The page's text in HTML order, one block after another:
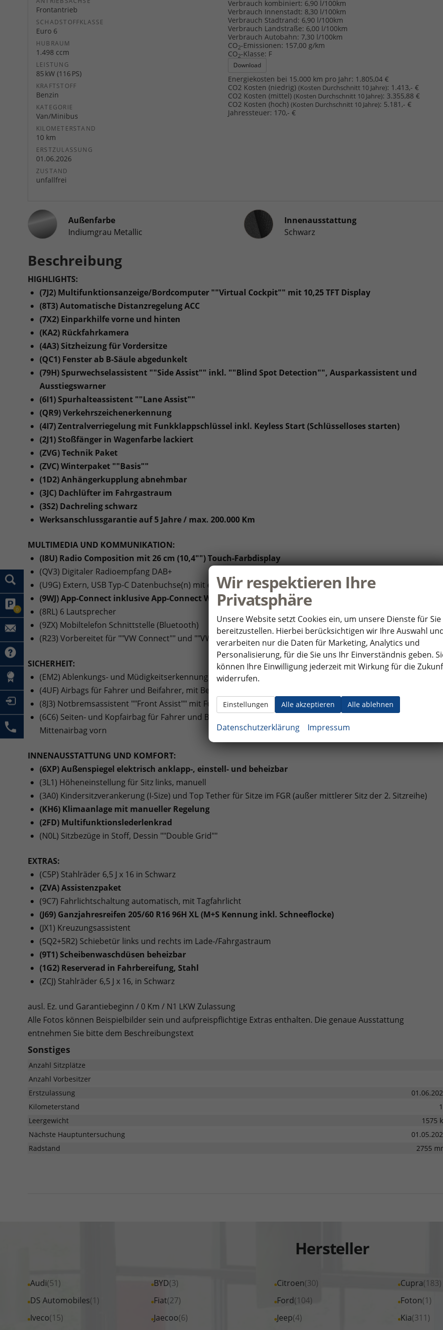
0
Frontantrieb
SCHADSTOFFKLASSE
Euro 6
HUBRAUM
1.498 ccm
LEISTUNG
85 kW (116 PS)
KRAFTSTOFF
Benzin
KATEGORIE
Van/Minibus
KILOMETERSTAND
10 km
ERSTZULASSUNG
01.06.2026
ZUSTAND
unfallfrei
Verbrauch kombiniert: 6,90 l/100km
Verbrauch Innenstadt: 8,30 l/100km
Verbrauch Stadtrand: 6,90 l/100km
Verbrauch Landstraße: 6,00 l/100km
Verbrauch Autobahn: 7,30 l/100km
CO2-Emissionen: 157,00 g/km
CO2-Klasse: F
Download
Energiekosten bei 15.000 km pro Jahr: 1.805,04 €
CO2 Kosten (niedrig) (Kosten Durchschnitt 10 Jahre): 1.413,- €
CO2 Kosten (mittel) (Kosten Durchschnitt 10 Jahre): 3.355,88 €
CO2 Kosten (hoch) (Kosten Durchschnitt 10 Jahre): 5.181,- €
Jahressteuer: 170,- €
Außenfarbe
Indiumgrau Metallic
InnenausstattungInnenausstattung
Schwarz
Beschreibung
HIGHLIGHTS:
(7J2) Multifunktionsanzeige/Bordcomputer ""Virtual Cockpit"" mit 10,25 TFT Display
(8T3) Automatische Distanzregelung ACC
(7X2) Einparkhilfe vorne und hinten
(KA2) Rückfahrkamera
(4A3) Sitzheizung für Vordersitze
(QC1) Fenster ab B-Säule abgedunkelt
(79H) Spurwechselassistent ""Side Assist"" inkl. ""Blind Spot Detection"", Ausparkassistent und
Ausstiegswarner
(6I1) Spurhalteassistent ""Lane Assist""
(QR9) Verkehrszeichenerkennung
(4I7) Zentralverriegelung mit Funkklappschlüssel inkl. Keyless Start (Schlüsselloses starten)
(2J1) Stoßfänger in Wagenfarbe lackiert
(ZVG) Technik Paket
(ZVC) Winterpaket ""Basis""
(1D2) Anhängerkupplung abnehmbar
(3JC) Dachlüfter im Fahrgastraum
(3S2) Dachreling schwarz
Werksanschlussgarantie auf 5 Jahre / max. 200.000 Km
MULTIMEDIA UND KOMMUNIKATION:
(I8U) Radio Composition mit 26 cm (10,4"") Touch-Farbdisplay
(QV3) Digitaler Radioempfang DAB+
(U9G) Extern, USB Typ-C Datenbuchse(n) mit erhöhter Ladeleistung
(9WJ) App-Connect inklusive App-Connect Wireless für Apple CarPlay und Android Auto
(8RL) 6 Lautsprecher
(9ZX) Mobiltelefon Schnittstelle (Bluetooth)
(R23) Vorbereitet für ""VW Connect"" und ""VW Connect Plus""
SICHERHEIT:
(EM2) Ablenkungs- und Müdigkeitserkennung
(4UF) Airbags für Fahrer und Beifahrer, mit Beifahrer-Airbag-Deaktivierung
(8J3) Notbremsassistent ""Front Assist"" mit Fußgänger- und Radfahrererkennung
(6C6) Seiten- und Kopfairbag für Fahrer und Beifahrer, Kopfairbags für die äußeren Sitzplätze hinten und
Mittenairbag vorn
INNENAUSSTATTUNG UND KOMFORT:
(6XP) Außenspiegel elektrisch anklapp-, einstell- und beheizbar
(3L1) Höheneinstellung für Sitz links, manuell
(3A0) Kindersitzverankerung (I-Size) und Top Tether für Sitze im FGR (außer mittlerer Sitz der 2. Sitzreihe)
(KH6) Klimaanlage mit manueller Regelung
(2FD) Multifunktionslederlenkrad
(N0L) Sitzbezüge in Stoff, Dessin ""Double Grid""
EXTRAS:
(C5P) Stahlräder 6,5 J x 16 in Schwarz
(ZVA) Assistenzpaket
(9C7) Fahrlichtschaltung automatisch, mit Tagfahrlicht
(J69) Ganzjahresreifen 205/60 R16 96H XL (M+S Kennung inkl. Schneeflocke)
(JX1) Kreuzungsassistent
(5Q2+5R2) Schiebetür links und rechts im Lade-/Fahrgastraum
(9T1) Scheibenwaschdüsen beheizbar
(1G2) Reserverad in Fahrbereifung, Stahl
(ZCJ) Stahlräder 6,5 J x 16, in Schwarz
ausl. Ez. und Garantiebeginn / 0 Km / N1 LKW Zulassung
Alle Fotos können Beispielbilder sein und aufpreispflichtige Extras enthalten. Die genaue Ausstattung
entnehmen Sie bitte dem Beschreibungstext
Sonstiges
Anzahl Sitzplätze
Anzahl Vorbesitzer
Erstzulassung
Kilometerstand
Leergewicht
1575
Nächste Hauptuntersuchung
Radstand
2755
Hersteller
Audi(51)
Alle
Fahrzeuge
Audi
BYD(3)
Alle
Fahrzeuge
BYD
Citroen(30)
Alle
Fahrzeuge
Citroen
Cupra(183)
Alle
Fahrzeuge
Cupra
DS Automobiles(1)
Alle
Fahrzeuge
Fiat(27)
Alle
Fahrzeuge
Ford(104)
Alle
Fahrzeuge
Foton(1)
Alle
Fahrzeuge
Iveco(15)
Alle
Jaecoo(6)
Alle
Jeep(4)
Alle
Kia(311)
Alle
Wir respektieren Ihre
Privatsphäre
Unsere Website setzt Cookies ein, um unsere Dienste für Sie
bereitzustellen. Hierbei berücksichtigen wir Ihre Auswahl
verarbeiten nur die Daten für Marketing, Analytics und
Personalisierung, für die Sie uns Ihr Einverständnis geben.
können Ihre Einwilligung jederzeit mit Wirkung für die
widerrufen.
Alle akzeptieren Alle ablehnen
Einstellungen
Datenschutzerklärung Impressum